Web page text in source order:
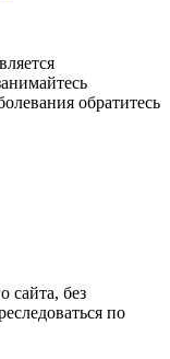
обратитесь
сайта, без
по